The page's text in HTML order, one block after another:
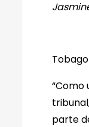
Tobago
parte